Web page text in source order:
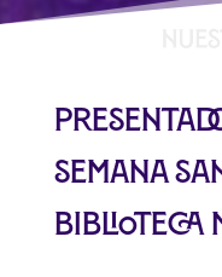
Semana
Biblioteca